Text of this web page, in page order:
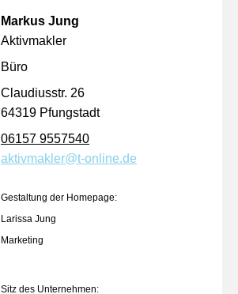
Markus Jung
Aktivmakler
Büro
Claudiusstr. 26
64319 Pfungstadt
06157 9557540
aktivmakler@t-online.de
Gestaltung der Homepage:
Larissa Jung
Marketing
Sitz des Unternehmen: